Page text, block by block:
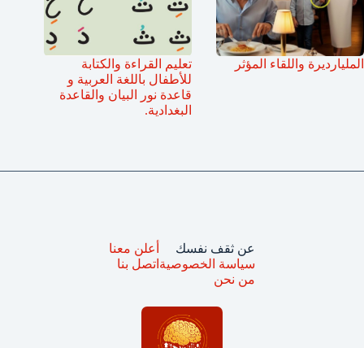
المليارديرة واللقاء المؤثر
تعليم القراءة والكتابة
للأطفال باللغة العربية و
قاعدة نور البيان والقاعدة
البغدادية.
عن ثقف نفسك
سياسة الخصوصية
من نحن
أعلن معنا
اتصل بنا